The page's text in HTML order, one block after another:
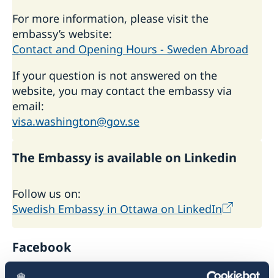
For more information, please visit the
embassy’s website:
Contact and Opening Hours - Sweden Abroad
If your question is not answered on the
website, you may contact the embassy via
email:
visa.washington@gov.se
The Embassy is available on Linkedin
Follow us on:
Swedish Embassy in Ottawa on LinkedIn
Facebook
@EmbassyofSwedeninOttawa